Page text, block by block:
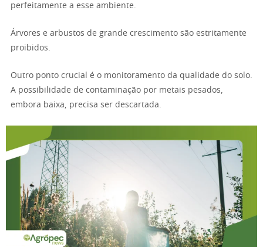
perfeitamente a esse ambiente.
Árvores e arbustos de grande crescimento são estritamente
proibidos.
Outro ponto crucial é o monitoramento da qualidade do solo.
A possibilidade de contaminação por metais pesados,
embora baixa, precisa ser descartada.